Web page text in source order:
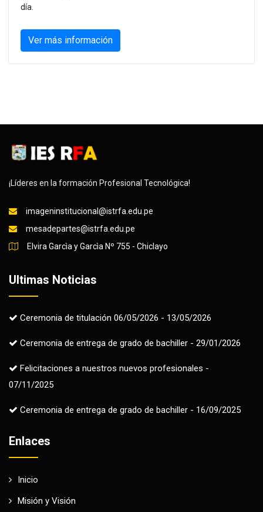
día.
Ver más información
¡Líderes en la formación Profesional Tecnológica!
imageninstitucional@istrfa.edu.pe
mesadepartes@istrfa.edu.pe
Elvira Garcìa y Garcìa Nº 755 - Chiclayo
Ultimas Noticias
Ceremonia de titulación 06/05/2026 - 13/05/2026
Ceremonia de entrega de grado de bachiller - 29/01/2026
Felicitaciones a nuestros nuevos profesionales -
07/11/2025
Ceremonia de entrega de grado de bachiller - 16/09/2025
Enlaces
Inicio
Misión y Visión